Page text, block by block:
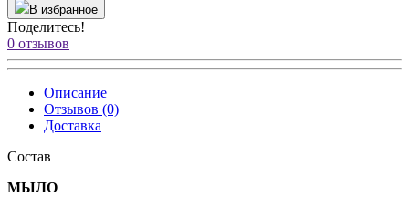
В избранное
Поделитесь!
0 отзывов
Описание
Отзывов (0)
Доставка
Состав
МЫЛО